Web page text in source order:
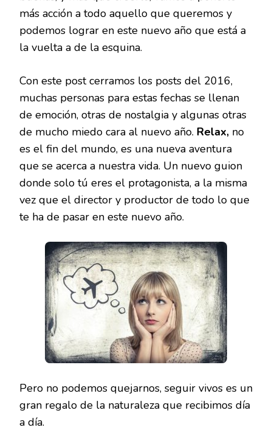
más acción a todo aquello que queremos y
podemos lograr en este nuevo año que está a
la vuelta a de la esquina.
Con este post cerramos los posts del 2016,
muchas personas para estas fechas se llenan
de emoción, otras de nostalgia y algunas otras
de mucho miedo cara al nuevo año. Relax, no
es el fin del mundo, es una nueva aventura
que se acerca a nuestra vida. Un nuevo guion
donde solo tú eres el protagonista, a la misma
vez que el director y productor de todo lo que
te ha de pasar en este nuevo año.
Pero no podemos quejarnos, seguir vivos es un
gran regalo de la naturaleza que recibimos día
a día.